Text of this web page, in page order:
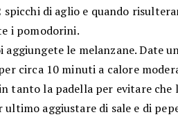
di aglio e quando
i pomodorini.
le melanzane. Date
circa 10 minuti a calore
tanto la padella per evitare che
aggiustare di sale e di